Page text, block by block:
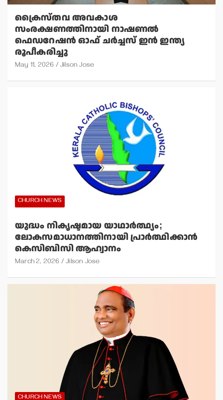
ക്രൈസ്തവ അവകാശ
സംരക്ഷണത്തിനായി നാഷണല്‍
ഫെഡറേഷന്‍ ഓഫ് ചര്‍ച്ചസ് ഇന്‍ ഇന്ത്യ
രൂപീകരിച്ചു
May 11, 2026 Jilson Jose
CHURCH NEWS
യുദ്ധം നികൃഷ്ടമായ യാഥാര്‍ത്ഥ്യം;
ലോകസമാധാനത്തിനായി പ്രാര്‍ത്ഥിക്കാന്‍
കെസിബിസി ആഹ്വാനം
March 2, 2026 Jilson Jose
CHURCH NEWS